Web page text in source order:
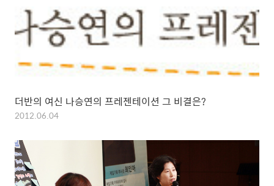
더반의 여신 나승연의 프레젠테이션 그 비결은?
2012.06.04